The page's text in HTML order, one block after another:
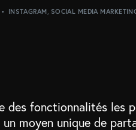
INSTAGRAM, SOCIAL MEDIA
des fonctionnalités les
moyen unique de